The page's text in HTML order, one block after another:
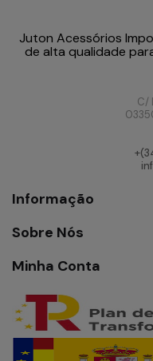
Juton Acessórios
de alta qualidade
C/
Informação
Sobre Nós
Minha Conta